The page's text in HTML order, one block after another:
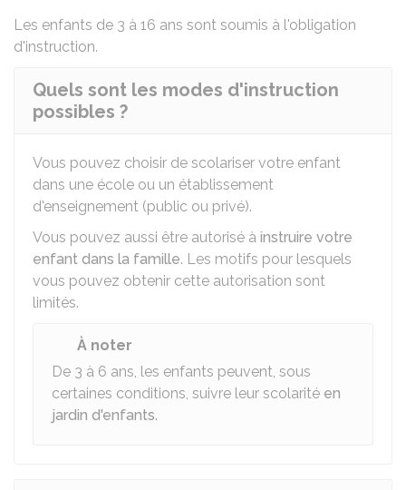
Les enfants de 3 à 16 ans sont soumis à l'obligation
d'instruction.
Quels sont les modes d'instruction
possibles ?
Vous pouvez choisir de scolariser votre enfant
dans une école ou un établissement
d'enseignement (public ou privé).
Vous pouvez aussi être autorisé à instruire votre
enfant dans la famille. Les motifs pour lesquels
vous pouvez obtenir cette autorisation sont
limités.
À noter
De 3 à 6 ans, les enfants peuvent, sous
certaines conditions, suivre leur scolarité en
jardin d'enfants.